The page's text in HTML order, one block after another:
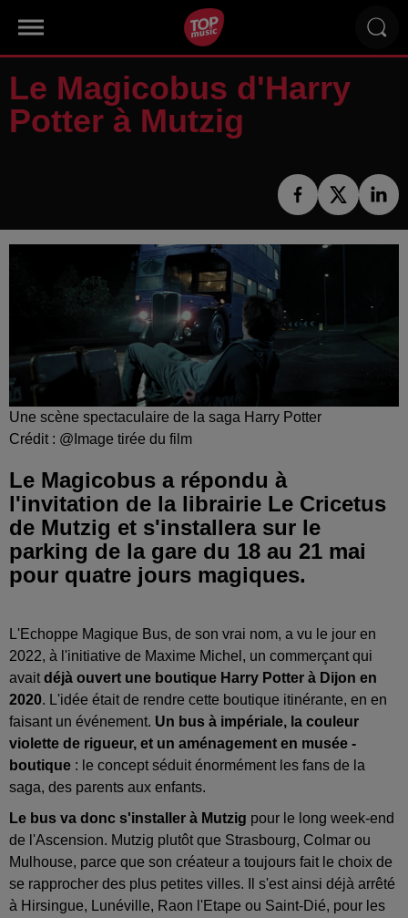
Le Magicobus d'Harry
Potter à Mutzig
Une scène spectaculaire de la saga Harry Potter
Crédit : @Image tirée du film
Le Magicobus a répondu à
l'invitation de la librairie Le Cricetus
de Mutzig et s'installera sur le
parking de la gare du 18 au 21 mai
pour quatre jours magiques.
L'Echoppe Magique Bus, de son vrai nom, a vu le jour en
2022, à l'initiative de Maxime Michel, un commerçant qui
avaitdéjà ouvert une boutique Harry Potter à Dijon en
2020. L'idée était de rendre cette boutique itinérante, en en
faisant un événement. Un bus à impériale, la couleur
violette de rigueur, et un aménagement en musée -
boutique : le concept séduit énormément les fans de la
saga, des parents aux enfants.
Le bus va donc s'installer à Mutzig pour le long week-end
de l'Ascension. Mutzig plutôt que Strasbourg, Colmar ou
Mulhouse, parce que son créateur a toujours fait le choix de
se rapprocher des plus petites villes. Il s'est ainsi déjà arrêté
à Hirsingue, Lunéville, Raon l'Etape ou Saint-Dié, pour les